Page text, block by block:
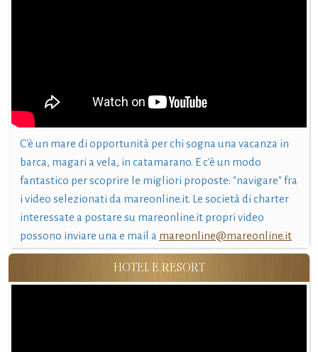
C'è un mare di opportunità per chi sogna una vacanza in
barca, magari a vela, in catamarano. E c'è un modo
fantastico per scoprire le migliori proposte: "navigare" fra
i video selezionati da mareonline.it. Le società di charter
interessate a postare su mareonline.it propri video
possono inviare una e mail a mareonline@mareonline.it
HOTEL E RESORT